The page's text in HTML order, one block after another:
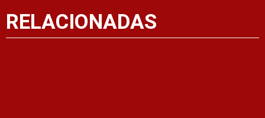
RELACIONADAS